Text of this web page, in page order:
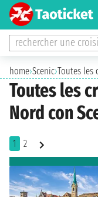
rechercher une
home›Scenic›Toutes les
Toutes les
Nord con
1 2